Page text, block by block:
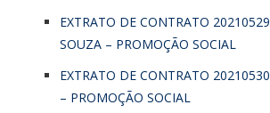
EXTRATO DE CONTRATO
SOUZA – PROMOÇÃO SOCIAL
EXTRATO DE CONTRATO
– PROMOÇÃO SOCIAL